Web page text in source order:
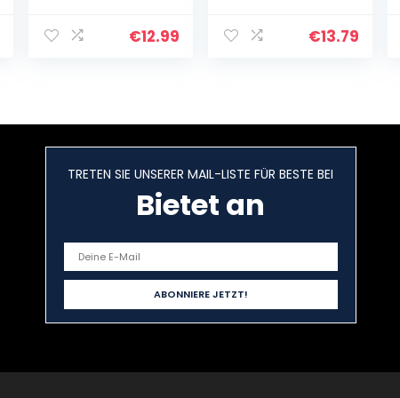
Zeichenschablo
€12.99
Softmatte
€13.79
TRETEN SIE UNSERER MAIL-LISTE FÜR BESTE BEI
Bietet an